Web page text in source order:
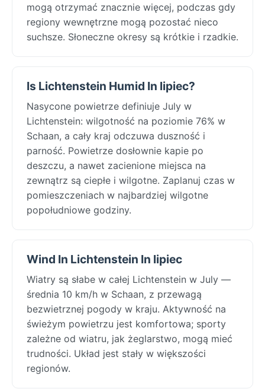
mogą otrzymać znacznie więcej, podczas gdy
regiony wewnętrzne mogą pozostać nieco
suchsze. Słoneczne okresy są krótkie i rzadkie.
Is Lichtenstein Humid In lipiec?
Nasycone powietrze definiuje July w
Lichtenstein: wilgotność na poziomie 76% w
Schaan, a cały kraj odczuwa duszność i
parność. Powietrze dosłownie kapie po
deszczu, a nawet zacienione miejsca na
zewnątrz są ciepłe i wilgotne. Zaplanuj czas w
pomieszczeniach w najbardziej wilgotne
popołudniowe godziny.
Wind In Lichtenstein In lipiec
Wiatry są słabe w całej Lichtenstein w July —
średnia 10 km/h w Schaan, z przewagą
bezwietrznej pogody w kraju. Aktywność na
świeżym powietrzu jest komfortowa; sporty
zależne od wiatru, jak żeglarstwo, mogą mieć
trudności. Układ jest stały w większości
regionów.